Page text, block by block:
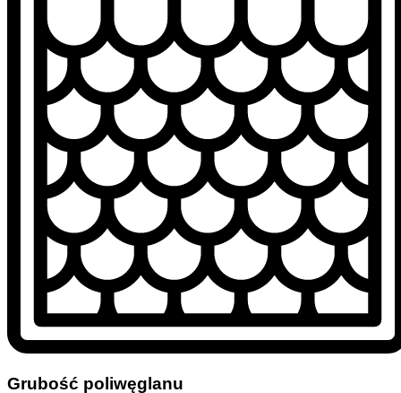
Grubość poliwęglanu